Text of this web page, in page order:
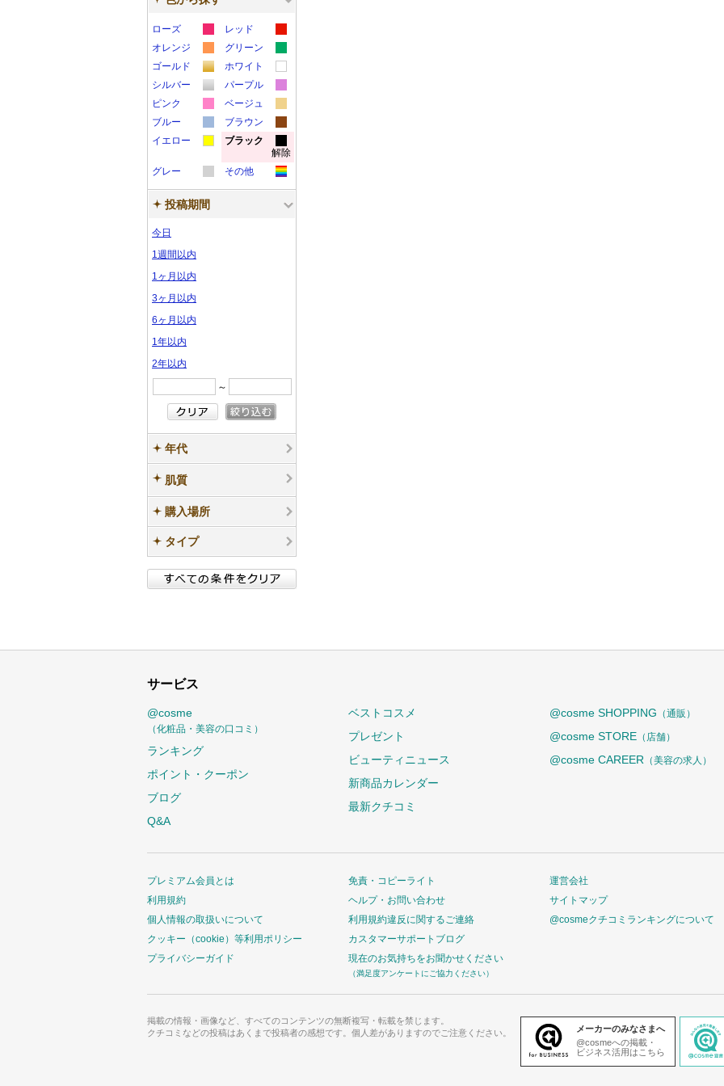
ローズ
カ
ラ
レッド
カ
ラ
ル
オレンジ
カ
ラ
ル
グリーン
カ
ラ
プ
ル
ゴールド
カ
ラ
プ
ル
ホワイト
カ
ラ
ン
プ
シルバー
カ
ラ
ー
ン
プ
パープル
カ
ラ
サ
ン
ピンク
カ
ラ
サ
ン
ベージュ
カ
ラ
ー
サ
ブルー
カ
ー
ブラウン
カ
ラ
ー
イエロー
ラ
ブラック
カ
ラ
解除
グレー
カ
ラ
その他
カ
ラ
投稿期間
今日
1週間以内
1ヶ月以内
3ヶ月以内
6ヶ月以内
1年以内
2年以内
～
年代
肌質
購入場所
タイプ
サービス
@cosme
（化粧品・美容の口コミ）
ランキング
ポイント・クーポン
ブログ
Q&A
ベストコスメ
プレゼント
ビューティニュース
新商品カレンダー
最新クチコミ
@cosme SHOPPING （通販）
@cosme STORE （店舗）
@cosme CAREER （美容の求人）
プレミアム会員とは
利用規約
個人情報の取扱いについて
クッキー（cookie）等利用ポリシー
プライバシーガイド
免責・コピーライト
ヘルプ・お問い合わせ
利用規約違反に関するご連絡
カスタマーサポートブログ
現在のお気持ちをお聞かせください
（満足度アンケートにご協力ください）
運営会社
サイトマップ
@cosmeクチコミランキングについて
掲載の情報・画像など、すべてのコンテンツの無断複写・転載を禁じます。
クチコミなどの投稿はあくまで投稿者の感想です。個人差がありますのでご注意ください。
メーカーのみなさまへ
@cosmeへの掲載・
ビジネス活用はこちら